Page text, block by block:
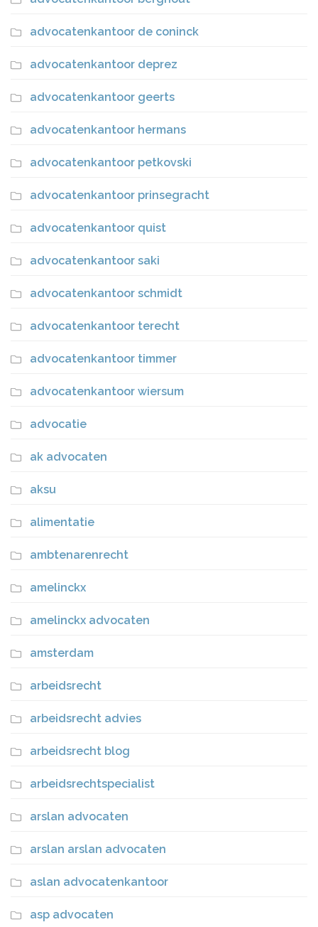
advocatenkantoor de coninck
advocatenkantoor deprez
advocatenkantoor geerts
advocatenkantoor hermans
advocatenkantoor petkovski
advocatenkantoor prinsegracht
advocatenkantoor quist
advocatenkantoor saki
advocatenkantoor schmidt
advocatenkantoor terecht
advocatenkantoor timmer
advocatenkantoor wiersum
advocatie
ak advocaten
aksu
alimentatie
ambtenarenrecht
amelinckx
amelinckx advocaten
amsterdam
arbeidsrecht
arbeidsrecht advies
arbeidsrecht blog
arbeidsrechtspecialist
arslan advocaten
arslan arslan advocaten
aslan advocatenkantoor
asp advocaten